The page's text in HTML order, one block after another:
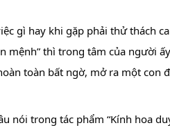
gì hay khi gặp phải thử thách
mệnh” thì trong tâm của người
toàn bất ngờ, mở ra một con
nói trong tác phẩm “Kính hoa